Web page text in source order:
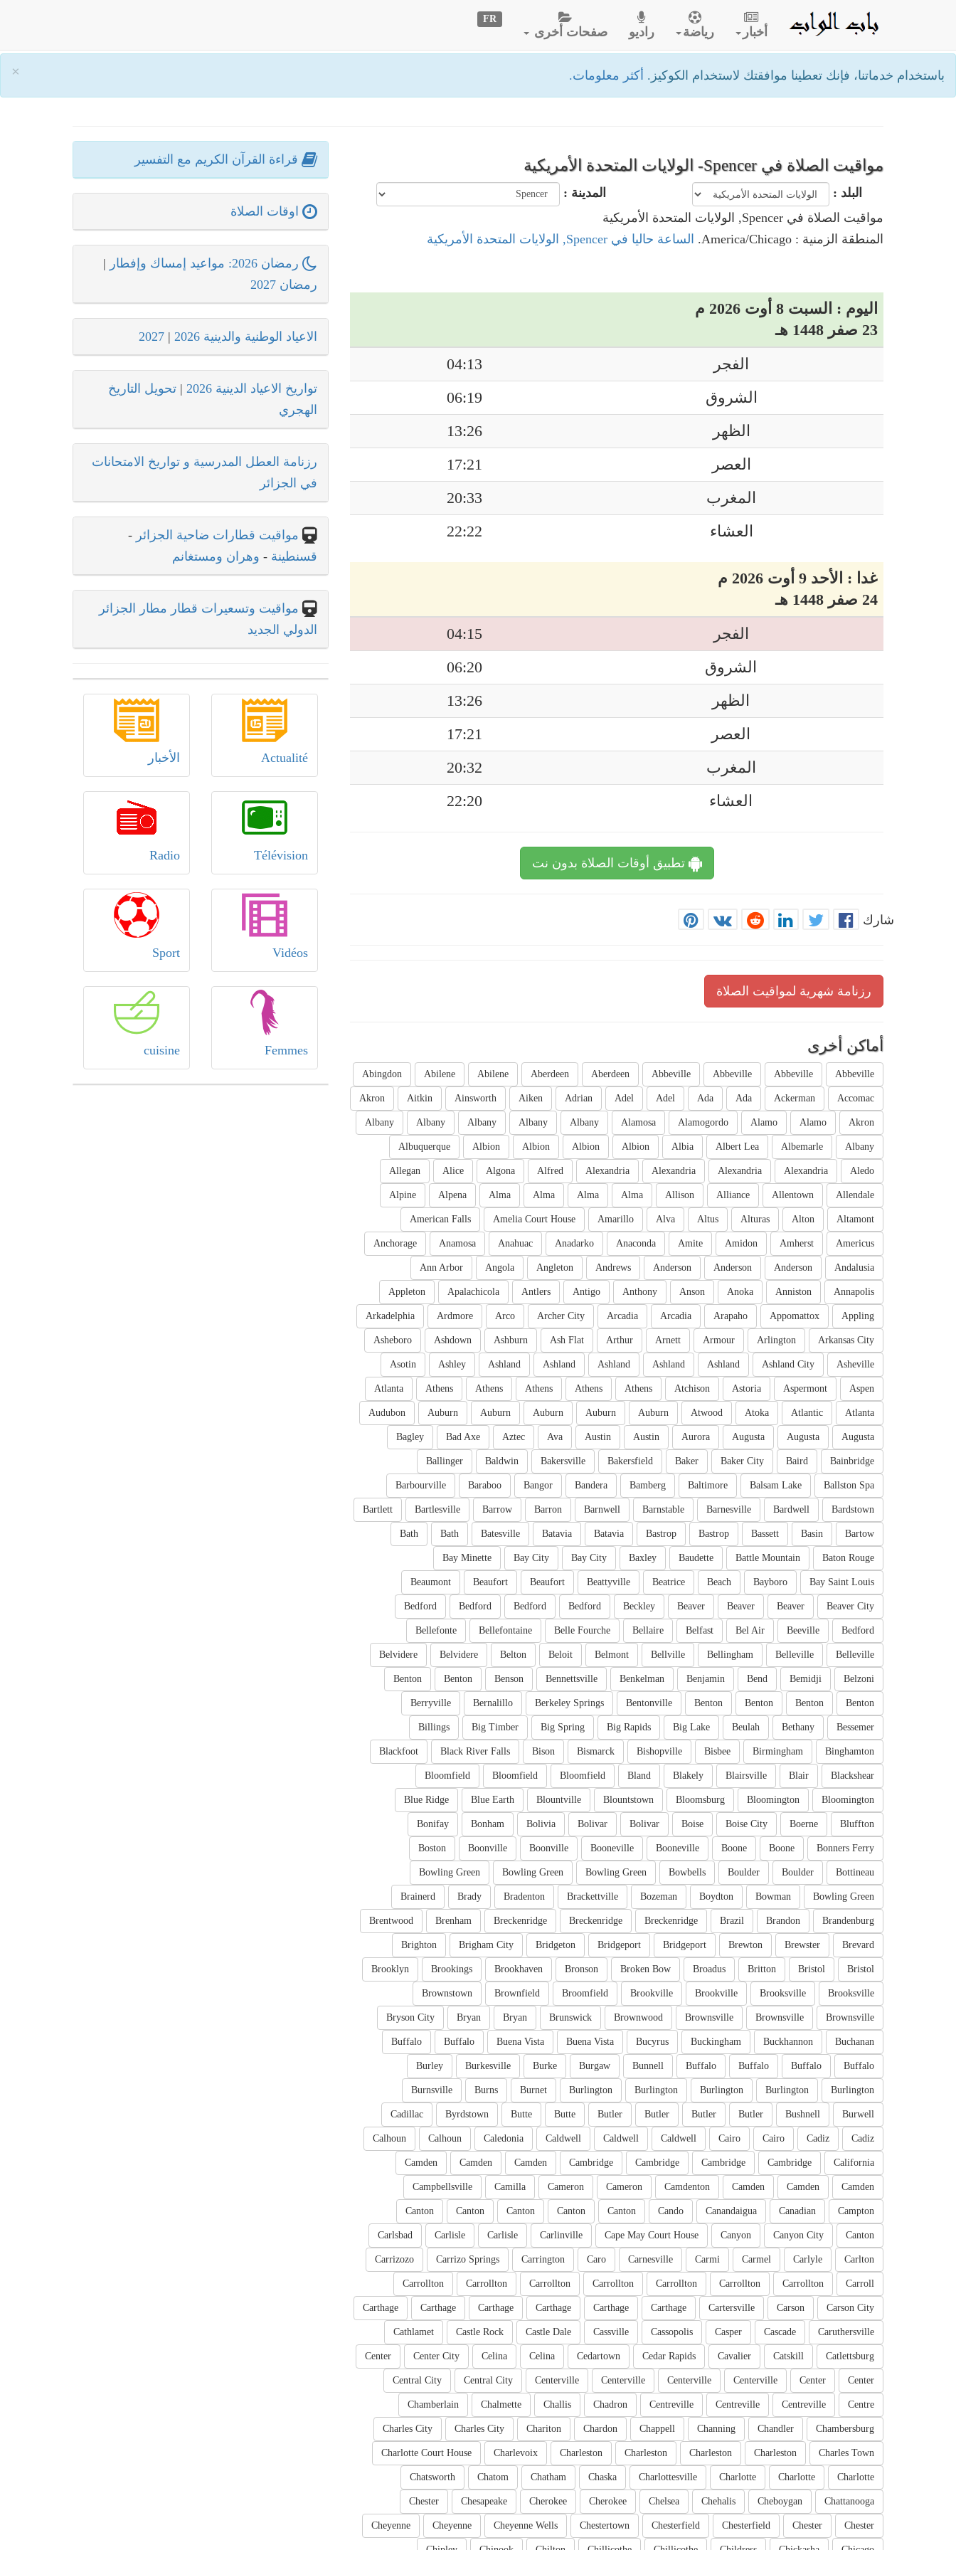
× باستخدام خدماتنا، فإنك تعطينا موافقتك لاستخدام الكوكيز. أكثر معلومات.
أخبار رياضة راديو صفحات أخرى
FR
مواقيت الصلاة في Spencer- الولايات المتحدة الأمريكية
البلد :
المدينة :
مواقيت الصلاة في Spencer, الولايات المتحدة الأمريكية
المنطقة الزمنية : America/Chicago.
الساعة حاليا في Spencer, الولايات المتحدة الأمريكية
اليوم : السبت 8 أوت 2026 م
23 صفر 1448 هـ
الفجر
04:13
الشروق
06:19
الظهر
13:26
العصر
17:21
المغرب
20:33
العشاء
22:22
غدا : الأحد 9 أوت 2026 م
24 صفر 1448 هـ
الفجر
04:15
الشروق
06:20
الظهر
13:26
العصر
17:21
المغرب
20:32
العشاء
22:20
تطبيق أوقات الصلاة بدون نت
شارك
رزنامة شهرية لمواقيت الصلاة
أماكن أخرى
Abbeville
Abbeville
Abbeville
Abbeville
Aberdeen
Aberdeen
Abilene
Abilene
Abingdon
Accomac
Ackerman
Ada
Ada
Adel
Adel
Adrian
Aiken
Ainsworth
Aitkin
Akron
Akron
Alamo
Alamo
Alamogordo
Alamosa
Albany
Albany
Albany
Albany
Albany
Albany
Albemarle
Albert Lea
Albia
Albion
Albion
Albion
Albion
Albuquerque
Aledo
Alexandria
Alexandria
Alexandria
Alexandria
Alfred
Algona
Alice
Allegan
Allendale
Allentown
Alliance
Allison
Alma
Alma
Alma
Alma
Alpena
Alpine
Altamont
Alton
Alturas
Altus
Alva
Amarillo
Amelia Court House
American Falls
Americus
Amherst
Amidon
Amite
Anaconda
Anadarko
Anahuac
Anamosa
Anchorage
Andalusia
Anderson
Anderson
Anderson
Andrews
Angleton
Angola
Ann Arbor
Annapolis
Anniston
Anoka
Anson
Anthony
Antigo
Antlers
Apalachicola
Appleton
Appling
Appomattox
Arapaho
Arcadia
Arcadia
Archer City
Arco
Ardmore
Arkadelphia
Arkansas City
Arlington
Armour
Arnett
Arthur
Ash Flat
Ashburn
Ashdown
Asheboro
Asheville
Ashland City
Ashland
Ashland
Ashland
Ashland
Ashland
Ashley
Asotin
Aspen
Aspermont
Astoria
Atchison
Athens
Athens
Athens
Athens
Athens
Atlanta
Atlanta
Atlantic
Atoka
Atwood
Auburn
Auburn
Auburn
Auburn
Auburn
Audubon
Augusta
Augusta
Augusta
Aurora
Austin
Austin
Ava
Aztec
Bad Axe
Bagley
Bainbridge
Baird
Baker City
Baker
Bakersfield
Bakersville
Baldwin
Ballinger
Ballston Spa
Balsam Lake
Baltimore
Bamberg
Bandera
Bangor
Baraboo
Barbourville
Bardstown
Bardwell
Barnesville
Barnstable
Barnwell
Barron
Barrow
Bartlesville
Bartlett
Bartow
Basin
Bassett
Bastrop
Bastrop
Batavia
Batavia
Batesville
Bath
Bath
Baton Rouge
Battle Mountain
Baudette
Baxley
Bay City
Bay City
Bay Minette
Bay Saint Louis
Bayboro
Beach
Beatrice
Beattyville
Beaufort
Beaufort
Beaumont
Beaver City
Beaver
Beaver
Beaver
Beckley
Bedford
Bedford
Bedford
Bedford
Bedford
Beeville
Bel Air
Belfast
Bellaire
Belle Fourche
Bellefontaine
Bellefonte
Belleville
Belleville
Bellingham
Bellville
Belmont
Beloit
Belton
Belvidere
Belvidere
Belzoni
Bemidji
Bend
Benjamin
Benkelman
Bennettsville
Benson
Benton
Benton
Benton
Benton
Benton
Benton
Bentonville
Berkeley Springs
Bernalillo
Berryville
Bessemer
Bethany
Beulah
Big Lake
Big Rapids
Big Spring
Big Timber
Billings
Binghamton
Birmingham
Bisbee
Bishopville
Bismarck
Bison
Black River Falls
Blackfoot
Blackshear
Blair
Blairsville
Blakely
Bland
Bloomfield
Bloomfield
Bloomfield
Bloomington
Bloomington
Bloomsburg
Blountstown
Blountville
Blue Earth
Blue Ridge
Bluffton
Boerne
Boise City
Boise
Bolivar
Bolivar
Bolivia
Bonham
Bonifay
Bonners Ferry
Boone
Boone
Booneville
Booneville
Boonville
Boonville
Boston
Bottineau
Boulder
Boulder
Bowbells
Bowling Green
Bowling Green
Bowling Green
Bowling Green
Bowman
Boydton
Bozeman
Brackettville
Bradenton
Brady
Brainerd
Brandenburg
Brandon
Brazil
Breckenridge
Breckenridge
Breckenridge
Brenham
Brentwood
Brevard
Brewster
Brewton
Bridgeport
Bridgeport
Bridgeton
Brigham City
Brighton
Bristol
Bristol
Britton
Broadus
Broken Bow
Bronson
Brookhaven
Brookings
Brooklyn
Brooksville
Brooksville
Brookville
Brookville
Broomfield
Brownfield
Brownstown
Brownsville
Brownsville
Brownsville
Brownwood
Brunswick
Bryan
Bryan
Bryson City
Buchanan
Buckhannon
Buckingham
Bucyrus
Buena Vista
Buena Vista
Buffalo
Buffalo
Buffalo
Buffalo
Buffalo
Buffalo
Bunnell
Burgaw
Burke
Burkesville
Burley
Burlington
Burlington
Burlington
Burlington
Burlington
Burnet
Burns
Burnsville
Burwell
Bushnell
Butler
Butler
Butler
Butler
Butte
Butte
Byrdstown
Cadillac
Cadiz
Cadiz
Cairo
Cairo
Caldwell
Caldwell
Caldwell
Caledonia
Calhoun
Calhoun
California
Cambridge
Cambridge
Cambridge
Cambridge
Camden
Camden
Camden
Camden
Camden
Camden
Camdenton
Cameron
Cameron
Camilla
Campbellsville
Campton
Canadian
Canandaigua
Cando
Canton
Canton
Canton
Canton
Canton
Canton
Canyon City
Canyon
Cape May Court House
Carlinville
Carlisle
Carlisle
Carlsbad
Carlton
Carlyle
Carmel
Carmi
Carnesville
Caro
Carrington
Carrizo Springs
Carrizozo
Carroll
Carrollton
Carrollton
Carrollton
Carrollton
Carrollton
Carrollton
Carrollton
Carson City
Carson
Cartersville
Carthage
Carthage
Carthage
Carthage
Carthage
Carthage
Caruthersville
Cascade
Casper
Cassopolis
Cassville
Castle Dale
Castle Rock
Cathlamet
Catlettsburg
Catskill
Cavalier
Cedar Rapids
Cedartown
Celina
Celina
Center City
Center
Center
Center
Centerville
Centerville
Centerville
Centerville
Central City
Central City
Centre
Centreville
Centreville
Centreville
Chadron
Challis
Chalmette
Chamberlain
Chambersburg
Chandler
Channing
Chappell
Chardon
Chariton
Charles City
Charles City
Charles Town
Charleston
Charleston
Charleston
Charleston
Charlevoix
Charlotte Court House
Charlotte
Charlotte
Charlotte
Charlottesville
Chaska
Chatham
Chatom
Chatsworth
Chattanooga
Cheboygan
Chehalis
Chelsea
Cherokee
Cherokee
Chesapeake
Chester
Chester
Chester
Chesterfield
Chesterfield
Chestertown
Cheyenne Wells
Cheyenne
Cheyenne
قراءة القرآن الكريم مع التفسير
اوقات الصلاة
رمضان 2026: مواعيد إمساك وإفطار
|
رمضان 2027
الاعياد الوطنية والدينية 2026 |
2027
تواريخ الاعياد الدينية 2026 | تحويل التاريخ
الهجري
رزنامة العطل المدرسية و تواريخ الامتحانات
في الجزائر
مواقيت قطارات ضاحية الجزائر -
قسنطينة - وهران ومستغانم
مواقيت وتسعيرات قطار مطار الجزائر
الدولي الجديد
Actualité الأخبار
Télévision
Radio
Vidéos
Sport
Femmes
cuisine